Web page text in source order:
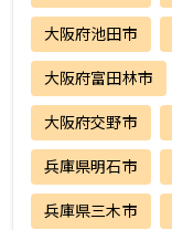
大阪府池田市
大阪府富田林市
大阪府交野市
兵庫県明石市
兵庫県三木市